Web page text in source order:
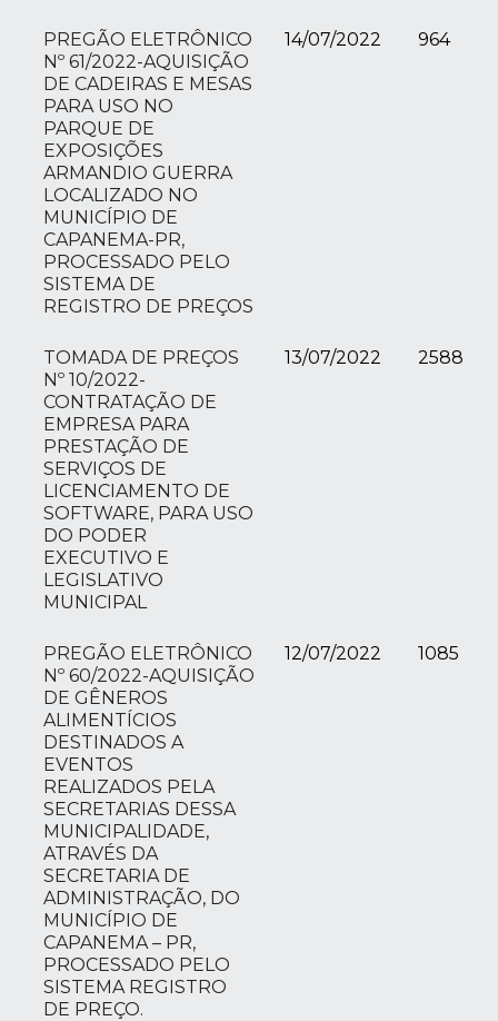
PREGÃO ELETRÔNICO
Nº 61/2022-AQUISIÇÃO
DE CADEIRAS E MESAS
PARA USO NO
PARQUE DE
EXPOSIÇÕES
ARMANDIO GUERRA
LOCALIZADO NO
MUNICÍPIO DE
CAPANEMA-PR,
PROCESSADO PELO
SISTEMA DE
REGISTRO DE PREÇOS
14/07/2022 964
TOMADA DE PREÇOS
Nº 10/2022-
CONTRATAÇÃO DE
EMPRESA PARA
PRESTAÇÃO DE
SERVIÇOS DE
LICENCIAMENTO DE
SOFTWARE, PARA USO
DO PODER
EXECUTIVO E
LEGISLATIVO
MUNICIPAL
13/07/2022 2588
PREGÃO ELETRÔNICO
Nº 60/2022-AQUISIÇÃO
DE GÊNEROS
ALIMENTÍCIOS
DESTINADOS A
EVENTOS
REALIZADOS PELA
SECRETARIAS DESSA
MUNICIPALIDADE,
ATRAVÉS DA
SECRETARIA DE
ADMINISTRAÇÃO, DO
MUNICÍPIO DE
CAPANEMA – PR,
PROCESSADO PELO
SISTEMA REGISTRO
DE PREÇO.
12/07/2022 1085